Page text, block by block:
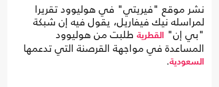
نشر موقع "فيريتي" في هوليوود تقريرا
لمراسله نيك فيفاريل، يقول فيه إن شبكة
"بي إن" القطرية طلبت من هوليوود
المساعدة في مواجهة القرصنة التي تدعمها
السعودية.